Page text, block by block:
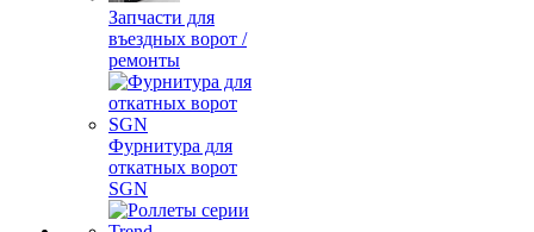
Запчасти для
въездных ворот /
ремонты
Фурнитура для
откатных ворот
SGN